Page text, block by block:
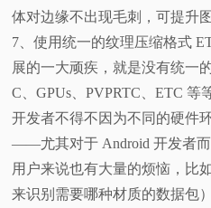
体对边缘不出现毛刺，可提升
7、使用统一的纹理压缩格式
展的一大顽疾，就是没有统一
C、GPUs、PVPRTC、ETC 等
开发者不得不因为不同的硬件
——尤其对于 Android 开发者
用户来说也有大量的烦恼，比
来识别需要哪种材质的数据包